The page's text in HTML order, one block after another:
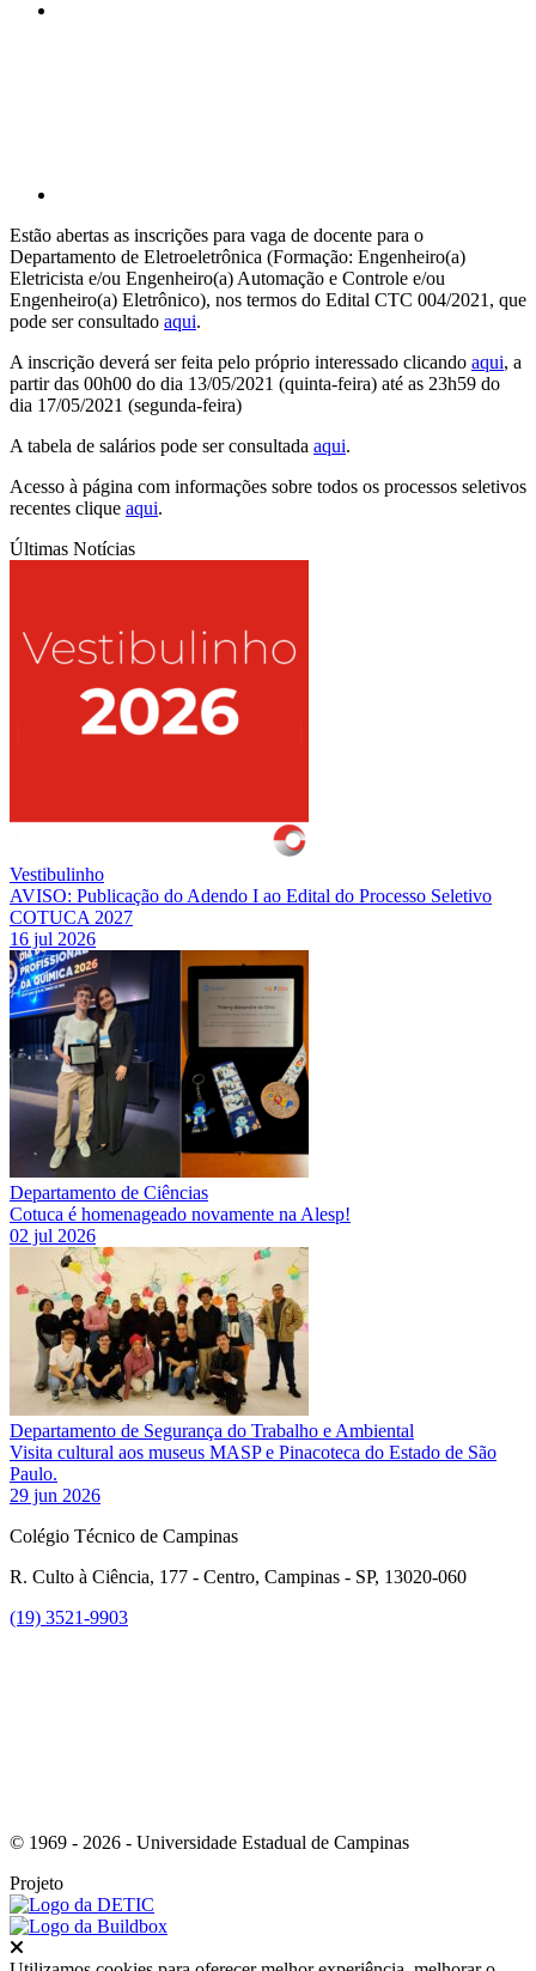
Estão abertas as inscrições para vaga de docente para o
Departamento de Eletroeletrônica (Formação: Engenheiro(a)
Eletricista e/ou Engenheiro(a) Automação e Controle e/ou
Engenheiro(a) Eletrônico), nos termos do Edital CTC 004/2021, que
pode ser consultado aqui.
A inscrição deverá ser feita pelo próprio interessado clicando aqui, a
partir das 00h00 do dia 13/05/2021 (quinta-feira) até as 23h59 do
dia 17/05/2021 (segunda-feira)
A tabela de salários pode ser consultada aqui.
Acesso à página com informações sobre todos os processos seletivos
recentes clique aqui.
Últimas Notícias
Vestibulinho
AVISO: Publicação do Adendo I ao Edital do Processo Seletivo
COTUCA 2027
16 jul 2026
Departamento de Ciências
Cotuca é homenageado novamente na Alesp!
02 jul 2026
Departamento de Segurança do Trabalho e Ambiental
Visita cultural aos museus MASP e Pinacoteca do Estado de São
Paulo.
29 jun 2026
Colégio Técnico de Campinas
R. Culto à Ciência, 177 - Centro, Campinas - SP, 13020-060
(19) 3521-9903
© 1969 - 2026 - Universidade Estadual de Campinas
Projeto